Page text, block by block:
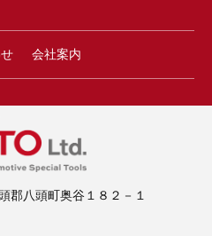
会社案内
郡八頭町奥谷１８２－１